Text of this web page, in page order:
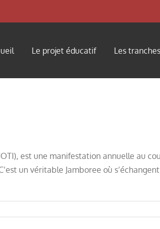
Le projet éducatif Les
est une manifestation annuelle au
un véritable Jamboree où